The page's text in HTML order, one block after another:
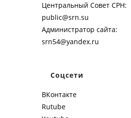
Центральный Совет СРН:
public@srn.su
Администратор сайта:
srn54@yandex.ru
Соцсети
ВКонтакте
Rutube